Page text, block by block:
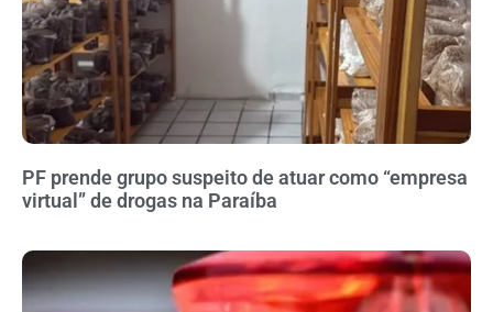
PF prende grupo suspeito de atuar como “empresa
virtual” de drogas na Paraíba